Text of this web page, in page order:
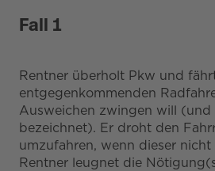
Fall 1
Rentner überholt Pkw und
entgegenkommenden
Ausweichen zwingen will (und
bezeichnet). Er droht den
umzufahren, wenn dieser
Rentner leugnet die